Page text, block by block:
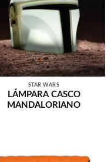
STAR WARS
LÁMPARA CASCO
MANDALORIANO